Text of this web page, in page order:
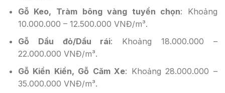
Gỗ Keo, Tràm bông vàng tuyển chọn: Khoảng
10.000.000 – 12.500.000 VNĐ/m³.
Gỗ Dầu đỏ/Dầu rái: Khoảng 18.000.000 –
22.000.000 VNĐ/m³.
Gỗ Kiền Kiền, Gỗ Căm Xe: Khoảng 28.000.000 –
35.000.000 VNĐ/m³.